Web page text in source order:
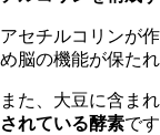
アセチルコリンが
め脳の機能が保たれ
また、大豆に含ま
されている酵素です